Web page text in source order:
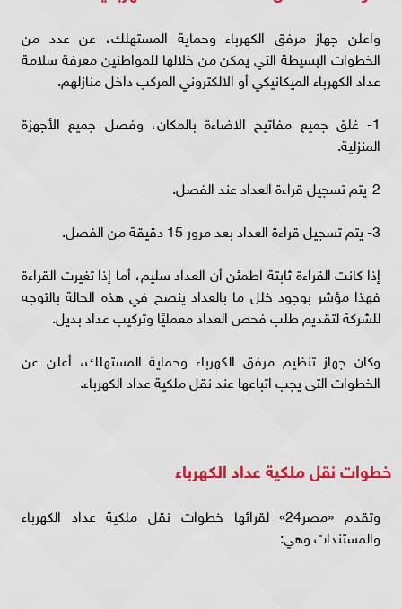
واعلن جهاز مرفق الكهرباء وحماية المستهلك، عن عدد من
الخطوات البسيطة التي يمكن من خلالها للمواطنين معرفة سلامة
عداد الكهرباء الميكانيكي أو الالكتروني المركب داخل منازلهم.
1- غلق جميع مفاتيح الاضاءة بالمكان، وفصل جميع الأجهزة
المنزلية.
2-يتم تسجيل قراءة العداد عند الفصل.
3- يتم تسجيل قراءة العداد بعد مرور 15 دقيقة من الفصل.
إذا كانت القراءة ثابتة اطمئن أن العداد سليم، أما إذا تغيرت القراءة
فهذا مؤشر بوجود خلل ما بالعداد ينصح في هذه الحالة بالتوجه
للشركة لتقديم طلب فحص العداد معمليًا وتركيب عداد بديل.
وكان جهاز تنظيم مرفق الكهرباء وحماية المستهلك، أعلن عن
الخطوات التى يجب اتباعها عند نقل ملكية عداد الكهرباء.
خطوات نقل ملكية عداد الكهرباء
وتقدم «مصر24» لقرائها خطوات نقل ملكية عداد الكهرباء
والمستندات وهي: